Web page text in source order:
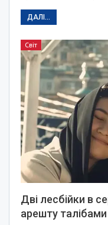
ДАЛІ...
Світ
Дві лесбійки в
арешту талібами